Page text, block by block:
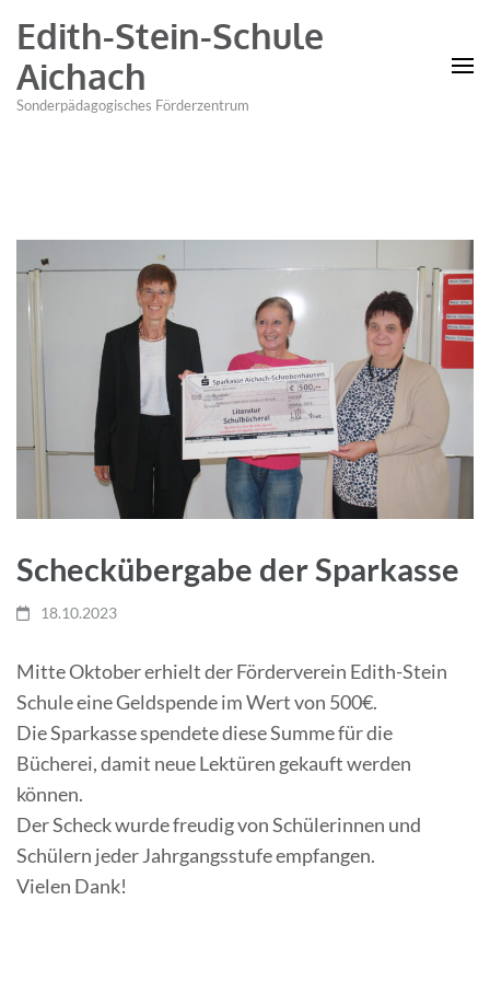
Edith-Stein-Schule
Aichach
Sonderpädagogisches Förderzentrum
Scheckübergabe der Sparkasse
18.10.2023
Mitte Oktober erhielt der Förderverein Edith-Stein
Schule eine Geldspende im Wert von 500€.
Die Sparkasse spendete diese Summe für die
Bücherei, damit neue Lektüren gekauft werden
können.
Der Scheck wurde freudig von Schülerinnen und
Schülern jeder Jahrgangsstufe empfangen.
Vielen Dank!